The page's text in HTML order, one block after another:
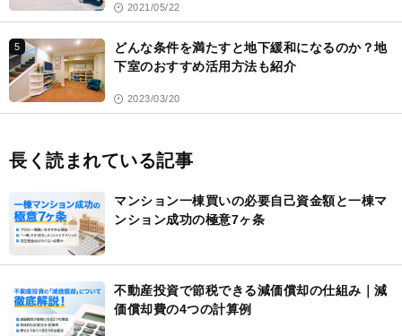
2021/05/22
5
どんな条件を満たすと地下緩和になるのか？地
下室のおすすめ活用方法も紹介
2023/03/20
長く読まれている記事
マンション一棟買いの必要自己資金額と一棟マ
ンション成功の極意7ヶ条
不動産投資で節税できる減価償却の仕組み｜減
価償却費の4つの計算例